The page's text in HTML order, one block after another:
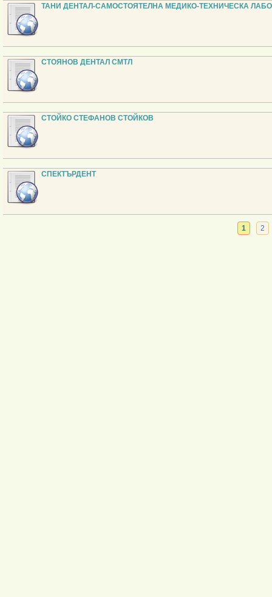
ТАНИ ДЕНТАЛ-САМОСТОЯТЕЛНА МЕДИКО-ТЕХНИЧЕСКА
СТОЯНОВ ДЕНТАЛ СМТЛ
СТОЙКО СТЕФАНОВ СТОЙКОВ
СПЕКТЪРДЕНТ
1 2